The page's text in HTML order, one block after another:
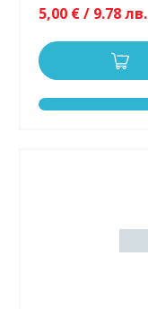
5,00 € / 9.78 лв.